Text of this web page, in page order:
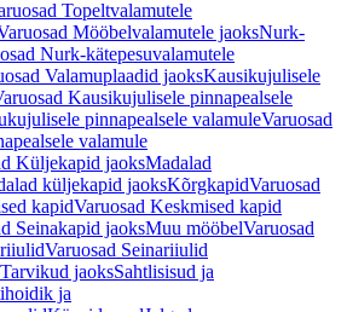
Topeltvalamutele
Mööbelvalamutele jaoksNurk-
Nurk-kätepesuvalamutele
Valamuplaadid jaoksKausikujulisele
Kausikujulisele pinnapealsele
pinnapealsele valamuleVaruosad
valamule
Küljekapid jaoksMadalad
küljekapid jaoksKõrgkapidVaruosad
kapidVaruosad Keskmised kapid
Seinakapid jaoksMuu mööbelVaruosad
Varuosad Seinariiulid
jaoksSahtlisisud ja
ja